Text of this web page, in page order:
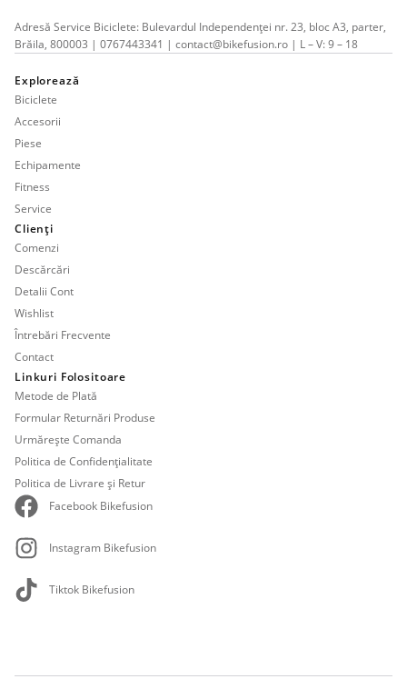
Adresă Service Biciclete: Bulevardul Independenței nr. 23, bloc A3, parter,
Brăila, 800003 | 0767443341 | contact@bikefusion.ro | L – V: 9 – 18
Explorează
Biciclete
Accesorii
Piese
Echipamente
Fitness
Service
Clienți
Comenzi
Descărcări
Detalii Cont
Wishlist
Întrebări Frecvente
Contact
Linkuri Folositoare
Metode de Plată
Formular Returnări Produse
Urmărește Comanda
Politica de Confidențialitate
Politica de Livrare și Retur
Facebook Bikefusion
Instagram Bikefusion
Tiktok Bikefusion